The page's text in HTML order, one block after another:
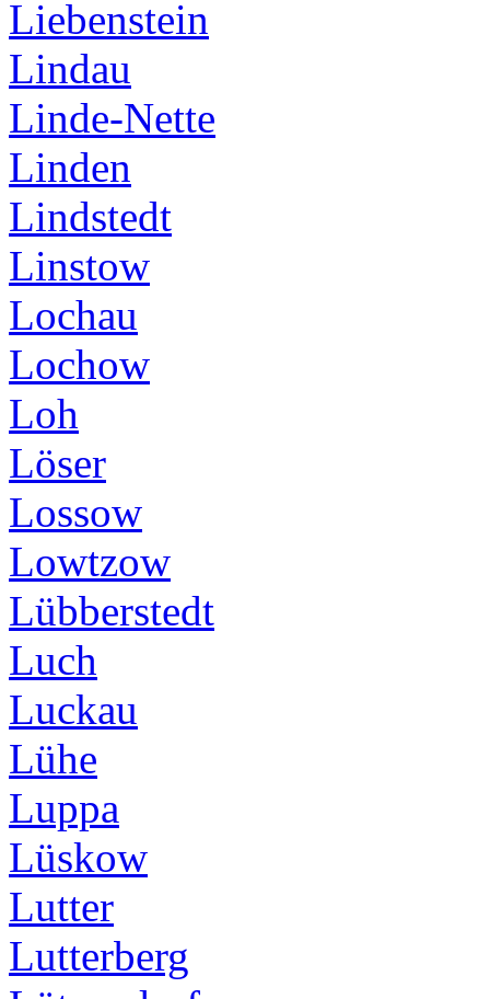
Liebenstein
Lindau
Linde-Nette
Linden
Lindstedt
Linstow
Lochau
Lochow
Loh
Löser
Lossow
Lowtzow
Lübberstedt
Luch
Luckau
Lühe
Luppa
Lüskow
Lutter
Lutterberg